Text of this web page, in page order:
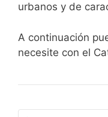
urbanos y de
A continuación
necesite con el